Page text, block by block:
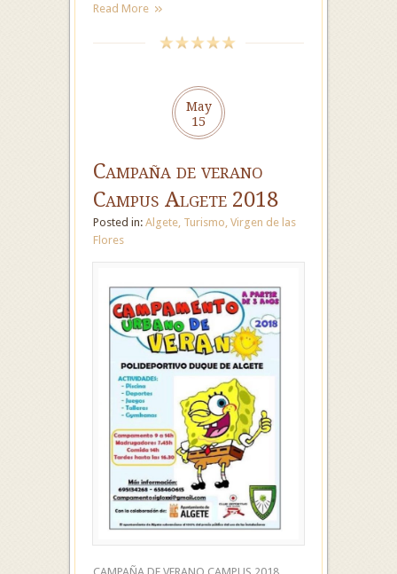
Read More
May
15
Campaña de verano
Campus Algete 2018
Posted in: Algete Turismo Virgen de las
Flores